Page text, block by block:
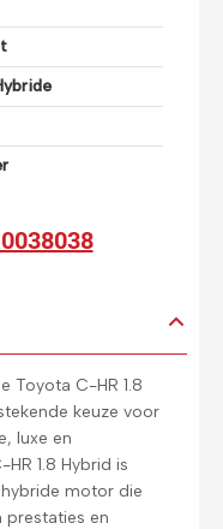
Toyota C-HR 1.8
keuze voor
luxe en
1.8 Hybrid is
motor die
prestaties en